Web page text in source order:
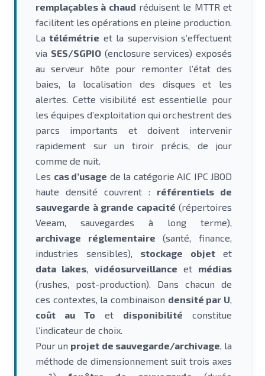
remplaçables à chaud réduisent le MTTR et
facilitent les opérations en pleine production.
Latélémétrie et la supervision s’effectuent
via SES/SGPIO(enclosure services) exposés
au serveur hôte pour remonter l’état des
baies, la localisation des disques et les
alertes. Cette visibilité est essentielle pour
les équipes d’exploitation qui orchestrent des
parcs importants et doivent intervenir
rapidement sur un tiroir précis, de jour
comme de nuit.
Les cas d’usage de la catégorie AIC IPC JBOD
haute densité couvrent : référentiels de
sauvegarde à grande capacité (répertoires
Veeam, sauvegardes à long terme),
archivage réglementaire (santé, finance,
industries sensibles), stockage objetet
data lakes, vidéosurveillance et médias
(rushes, post-production). Dans chacun de
ces contextes, la combinaison densité par U,
coût au To et disponibilité constitue
l’indicateur de choix.
Pour un projet de sauvegarde/archivage, la
méthode de dimensionnement suit trois axes